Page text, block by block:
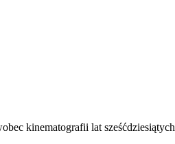
kinematografii lat sześćdziesiątych